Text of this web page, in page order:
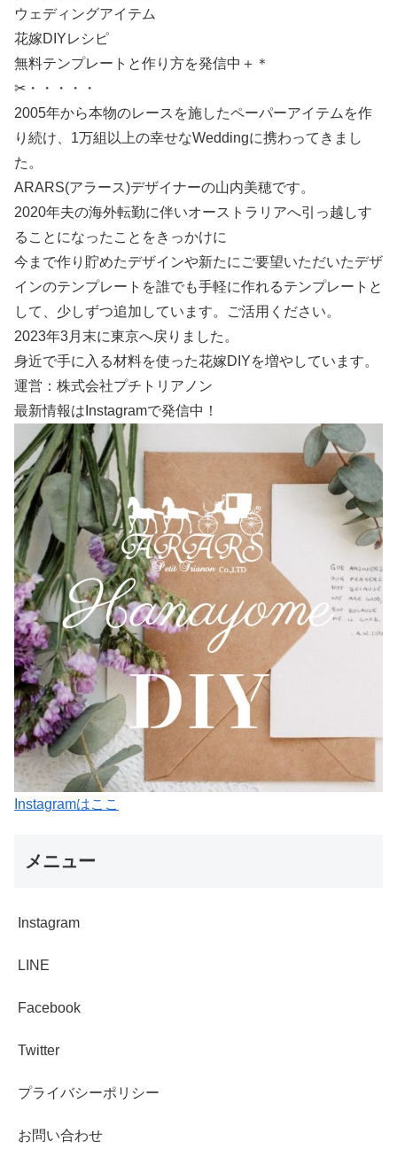
ウェディングアイテム
花嫁DIYレシピ
無料テンプレートと作り方を発信中＋＊
✂・・・・・
2005年から本物のレースを施したペーパーアイテムを作
り続け、1万組以上の幸せなWeddingに携わってきまし
た。
ARARS(アラース)デザイナーの山内美穂です。
2020年夫の海外転勤に伴いオーストラリアへ引っ越しす
ることになったことをきっかけに
今まで作り貯めたデザインや新たにご要望いただいたデザ
インのテンプレートを誰でも手軽に作れるテンプレートと
して、少しずつ追加しています。ご活用ください。
2023年3月末に東京へ戻りました。
身近で手に入る材料を使った花嫁DIYを増やしています。
運営：株式会社プチトリアノン
最新情報はInstagramで発信中！
Instagramはここ
メニュー
Instagram
LINE
Facebook
Twitter
プライバシーポリシー
お問い合わせ